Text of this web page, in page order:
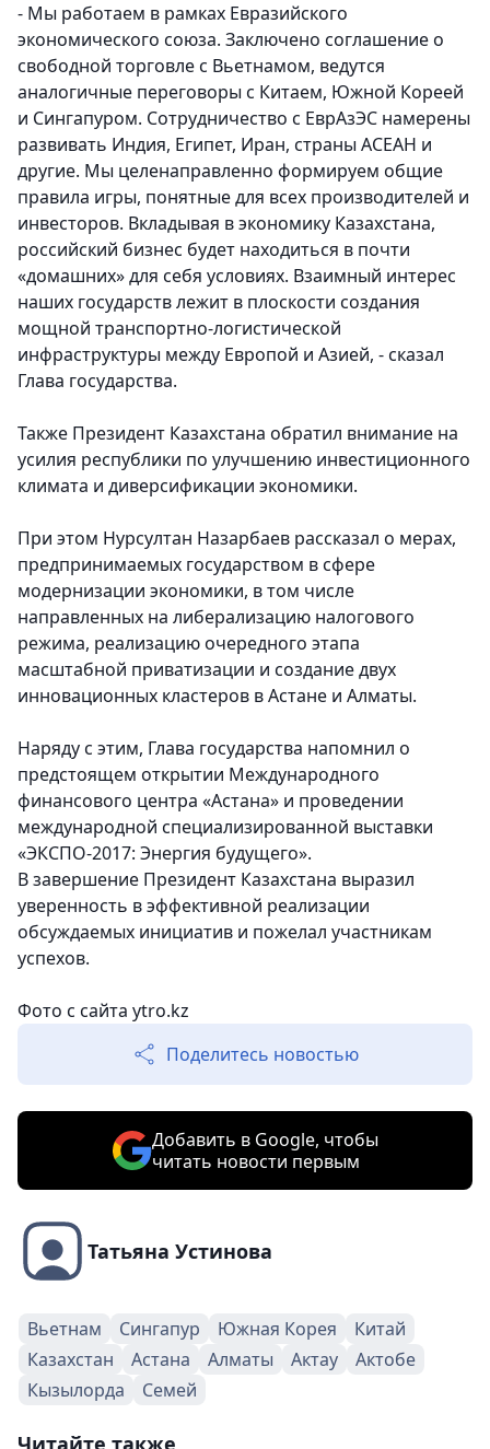
- Мы работаем в рамках Евразийского
экономического союза. Заключено соглашение о
свободной торговле с Вьетнамом, ведутся
аналогичные переговоры с Китаем, Южной Кореей
и Сингапуром. Сотрудничество с ЕврАзЭС намерены
развивать Индия, Египет, Иран, страны АСЕАН и
другие. Мы целенаправленно формируем общие
правила игры, понятные для всех производителей и
инвесторов. Вкладывая в экономику Казахстана,
российский бизнес будет находиться в почти
«домашних» для себя условиях. Взаимный интерес
наших государств лежит в плоскости создания
мощной транспортно-логистической
инфраструктуры между Европой и Азией, - сказал
Глава государства.
Также Президент Казахстана обратил внимание на
усилия республики по улучшению инвестиционного
климата и диверсификации экономики.
При этом Нурсултан Назарбаев рассказал о мерах,
предпринимаемых государством в сфере
модернизации экономики, в том числе
направленных на либерализацию налогового
режима, реализацию очередного этапа
масштабной приватизации и создание двух
инновационных кластеров в Астане и Алматы.
Наряду с этим, Глава государства напомнил о
предстоящем открытии Международного
финансового центра «Астана» и проведении
международной специализированной выставки
«ЭКСПО-2017: Энергия будущего».
В завершение Президент Казахстана выразил
уверенность в эффективной реализации
обсуждаемых инициатив и пожелал участникам
успехов.
Фото с сайта ytro.kz
Поделитесь новостью
Добавить в Google, чтобы
читать новости первым
Татьяна Устинова
Вьетнам Сингапур Южная Корея
Китай
Казахстан
Астана Алматы Актау
Актобе
Кызылорда
Семей
Читайте также